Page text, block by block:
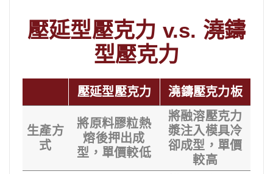
壓延型壓克力 v.s. 澆鑄
型壓克力
壓延型壓克力 澆鑄壓克力板
生產方
式
將原料膠粒熱
熔後押出成
型，單價較低
將融溶壓克力
漿注入模具冷
卻成型，單價
較高